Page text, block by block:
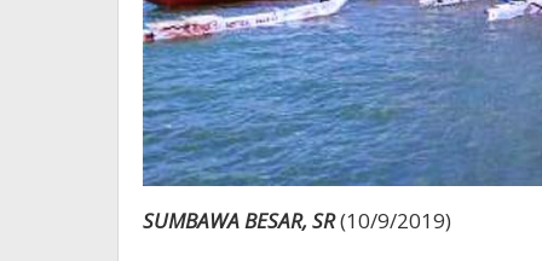
SUMBAWA BESAR, SR(10/9/2019)